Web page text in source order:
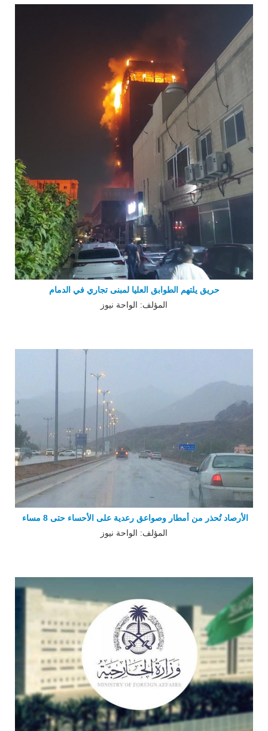
حريق يلتهم الطوابق العليا لمبنى تجاري في الدمام
المؤلف: الواحة نيوز
الأرصاد تُحذر من أمطار وصواعق رعدية على الأحساء حتى 8 مساء
المؤلف: الواحة نيوز